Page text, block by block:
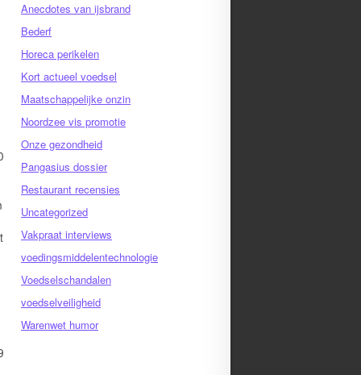
Anecdotes van ijsbrand
Bederf
Horeca perikelen
Kort actueel voedsel
Maatschappelijke onzin
Noordzee vis promotie
Onze gezondheid
Pangasius dossier
Restaurant recensies
Uncategorized
Vakpraat interviews
voedingsmiddelentechnologie
Voedselschandalen
voedselveiligheid
Warenwet humor